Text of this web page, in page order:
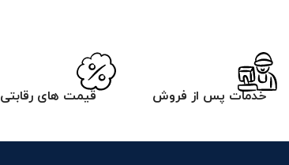
خدمات پس از فروش قیمت های رقابتی